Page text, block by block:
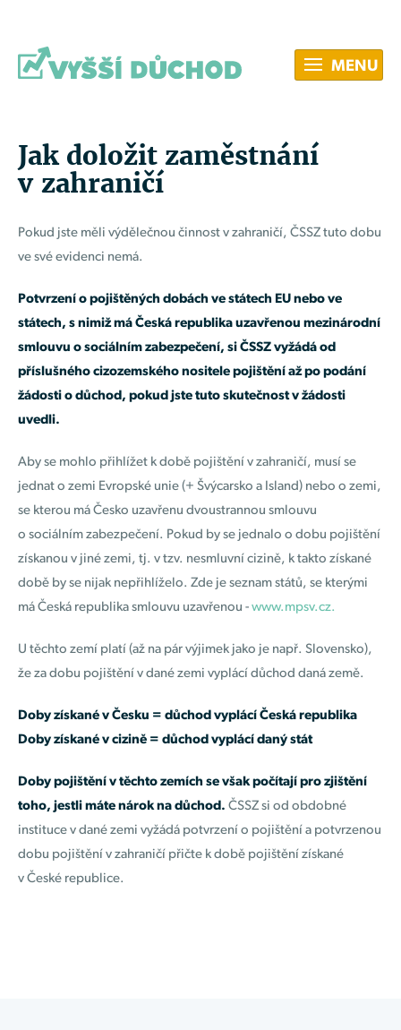
MENU
Jak doložit zaměstnání
v zahraničí
Pokud jste měli výdělečnou činnost v zahraničí, ČSSZ tuto dobu
ve své evidenci nemá.
Potvrzení o pojištěných dobách ve státech EU nebo ve
státech, s nimiž má Česká republika uzavřenou mezinárodní
smlouvu o sociálním zabezpečení, si ČSSZ vyžádá od
příslušného cizozemského nositele pojištění až po podání
žádosti o důchod, pokud jste tuto skutečnost v žádosti
uvedli.
Aby se mohlo přihlížet k době pojištění v zahraničí, musí se
jednat o zemi Evropské unie (+ Švýcarsko a Island) nebo o zemi,
se kterou má Česko uzavřenu dvoustrannou smlouvu
o sociálním zabezpečení. Pokud by se jednalo o dobu pojištění
získanou v jiné zemi, tj. v tzv. nesmluvní cizině, k takto získané
době by se nijak nepřihlíželo. Zde je seznam států, se kterými
má Česká republika smlouvu uzavřenou - www.mpsv.cz.
U těchto zemí platí (až na pár výjimek jako je např. Slovensko),
že za dobu pojištění v dané zemi vyplácí důchod daná země.
Doby získané v Česku = důchod vyplácí Česká republika
Doby získané v cizině = důchod vyplácí daný stát
Doby pojištění v těchto zemích se však počítají pro zjištění
toho, jestli máte nárok na důchod. ČSSZ si od obdobné
instituce v dané zemi vyžádá potvrzení o pojištění a potvrzenou
dobu pojištění v zahraničí přičte k době pojištění získané
v České republice.